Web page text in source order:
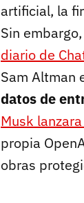
artificial, la
Sin
diario de
Sam Altman
datos de
Musk
propia
obras